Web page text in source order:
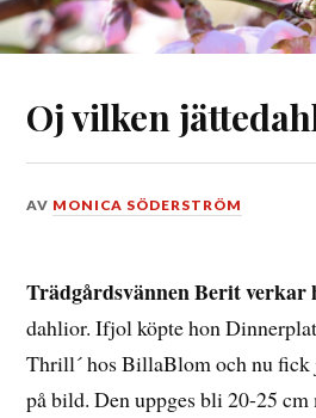
Oj vilken
DEN
2016
AV MONICA SÖDERSTRÖM
Trädgårdsvännen Berit verkar
dahlior. Ifjol köpte hon
Thrill´ hos BillaBlom och nu fick
på bild. Den uppges bli 20-25 cm